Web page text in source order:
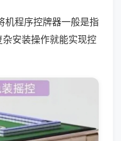
机程序控牌器一般是指
安装操作就能实现控